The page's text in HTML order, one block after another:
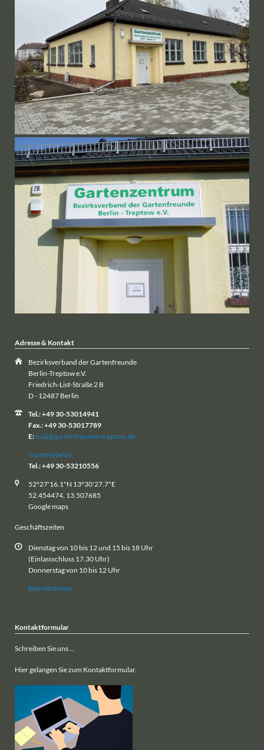
Adresse & Kontakt
Bezirksverband der Gartenfreunde
Berlin-Treptow e.V.
Friedrich-List-Straße 2 B
D - 12487 Berlin
Tel.: +49 30-53014941
Fax.: +49 30-53017789
E: mail@gartenfreunde-treptow.de
Gartentelefon:
Tel.: +49 30-53210556
52°27'16.1"N 13°30'27.7"E
52.454474, 13.507685
Google maps
Geschäftszeiten
Dienstag von 10 bis 12 und 15 bis 18 Uhr
(Einlassschluss 17.30 Uhr)
Donnerstag von 10 bis 12 Uhr
Betriebsferien
Kontaktformular
Schreiben Sie uns ...
Hier gelangen Sie zum Kontaktformular.